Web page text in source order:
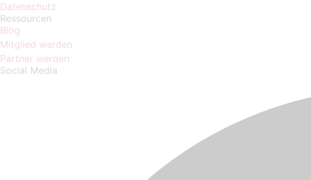
Datenschutz
Ressourcen
Blog
Mitglied werden
Partner werden
Social Media